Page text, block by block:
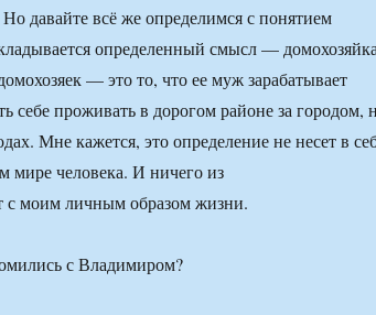
давайте всё же определимся с понятием
определенный смысл —
— это то, что ее муж зарабатывает
себе проживать в дорогом районе за городом,
Мне кажется, это определение не несет в
мире человека. И ничего из
с моим личным образом жизни.
с Владимиром?